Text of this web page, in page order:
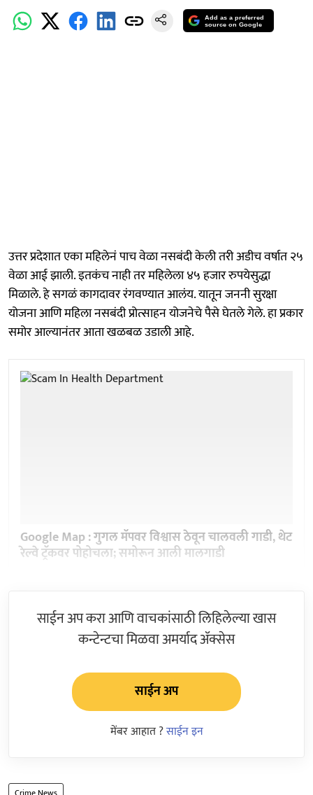
Add as a preferred
source on Google
उत्तर प्रदेशात एका महिलेनं पाच वेळा नसबंदी केली तरी अडीच वर्षात २५
वेळा आई झाली. इतकंच नाही तर महिलेला ४५ हजार रुपयेसुद्धा
मिळाले. हे सगळं कागदावर रंगवण्यात आलंय. यातून जननी सुरक्षा
योजना आणि महिला नसबंदी प्रोत्साहन योजनेचे पैसे घेतले गेले. हा प्रकार
समोर आल्यानंतर आता खळबळ उडाली आहे.
Google Map : गुगल मॅपवर विश्वास ठेवून चालवली गाडी, थेट
रेल्वे ट्रॅकवर पोहोचला; समोरून आली मालगाडी
साईन अप करा आणि वाचकांसाठी लिहिलेल्या खास
कन्टेन्टचा मिळवा अमर्याद ॲक्सेस
साईन अप
मेंबर आहात ?साईन इन